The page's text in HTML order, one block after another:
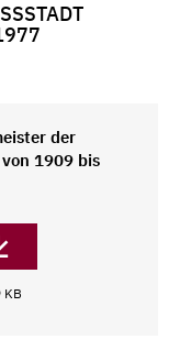
S
der
1909 bis
KB